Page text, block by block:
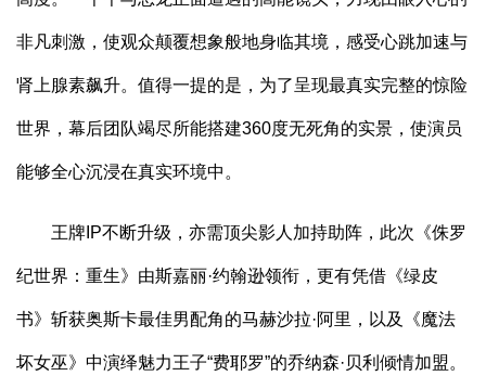
非凡刺激，使观众颠覆想象般地身临其境，感受心跳加速与
肾上腺素飙升。值得一提的是，为了呈现最真实完整的惊险
世界，幕后团队竭尽所能搭建360度无死角的实景，使演员
能够全心沉浸在真实环境中。
王牌IP不断升级，亦需顶尖影人加持助阵，此次《侏罗
纪世界：重生》由斯嘉丽·约翰逊领衔，更有凭借《绿皮
书》斩获奥斯卡最佳男配角的马赫沙拉·阿里，以及《魔法
坏女巫》中演绎魅力王子“费耶罗”的乔纳森·贝利倾情加盟。